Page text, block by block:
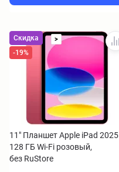
Скидка
>
-19%
11" Планшет Apple iPad 2025
128 ГБ Wi-Fi розовый,
без RuStore